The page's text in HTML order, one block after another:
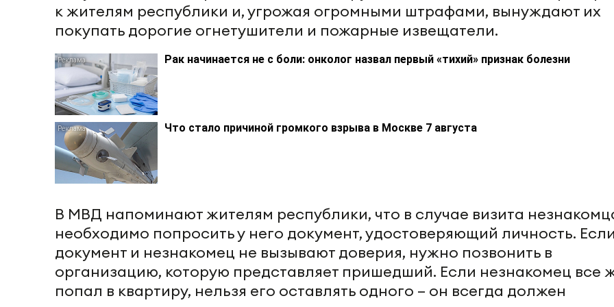
к жителям республики и, угрожая огромными штрафами, вынуждают их
покупать дорогие огнетушители и пожарные извещатели.
Рак начинается не с боли: онколог назвал первый «тихий» признак болезни
Что стало причиной громкого взрыва в Москве 7 августа
В МВД напоминают жителям республики, что в случае визита
необходимо попросить у него документ, удостоверяющий личность. Если
документ и незнакомец не вызывают доверия, нужно позвонить в
организацию, которую представляет пришедший. Если незнакомец все
попал в квартиру, нельзя его оставлять одного – он всегда должен